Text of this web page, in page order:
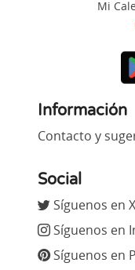
Mi
Información
Contacto y
Social
Síguenos en
Síguenos en
Síguenos en